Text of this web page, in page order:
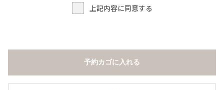
上記内容に同意する
予約カゴに入れる